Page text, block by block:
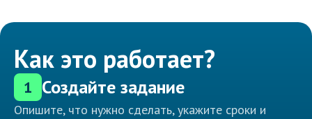
Как это работает?
1 Создайте задание
Опишите, что нужно сделать, укажите сроки и